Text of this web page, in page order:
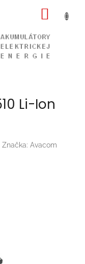
Li-Ion
Značka: Avacom